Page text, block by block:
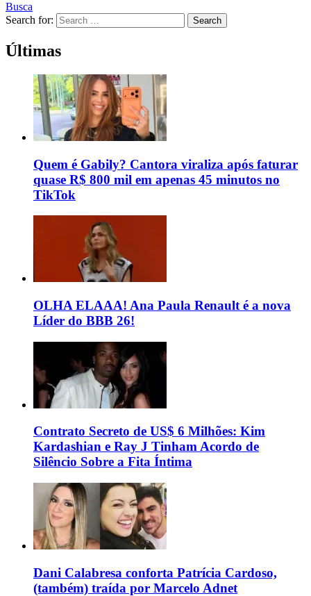
Busca
Search for:
Search
Últimas
Quem é Gabily? Cantora viraliza após faturar
quase R$ 800 mil em apenas 45 minutos no
TikTok
OLHA ELAAA! Ana Paula Renault é a nova
Líder do BBB 26!
Contrato Secreto de US$ 6 Milhões: Kim
Kardashian e Ray J Tinham Acordo de
Silêncio Sobre a Fita Íntima
Dani Calabresa conforta Patrícia Cardoso,
(também) traída por Marcelo Adnet